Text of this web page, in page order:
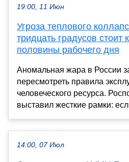
19:00, 11 Июн
Угроза теплового
тридцать градусов стоит
половины рабочего дня
Аномальная жара в России
пересмотреть правила
человеческого ресурса.
выставил жесткие рамки:
14:00, 07 Июл